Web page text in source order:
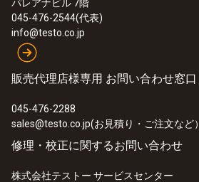
パレアナビル 7階
045-476-2544(代表)
info@testo.co.jp
販売代理店様専用 お問い合わせ窓口
045-476-2288
sales@testo.co.jp(お見積り・ご注文など）
修理・校正に関するお問い合わせ
株式会社テストー サービスセンター